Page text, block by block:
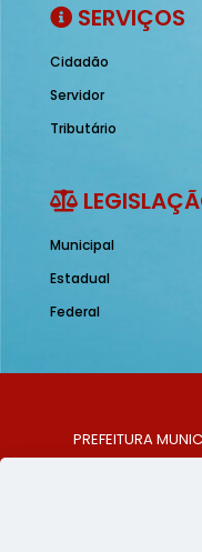
SERVIÇOS
Cidadão
Servidor
Tributário
Municipal
Estadual
Federal
PREFEITURA
Centro, São
E-MAIL: